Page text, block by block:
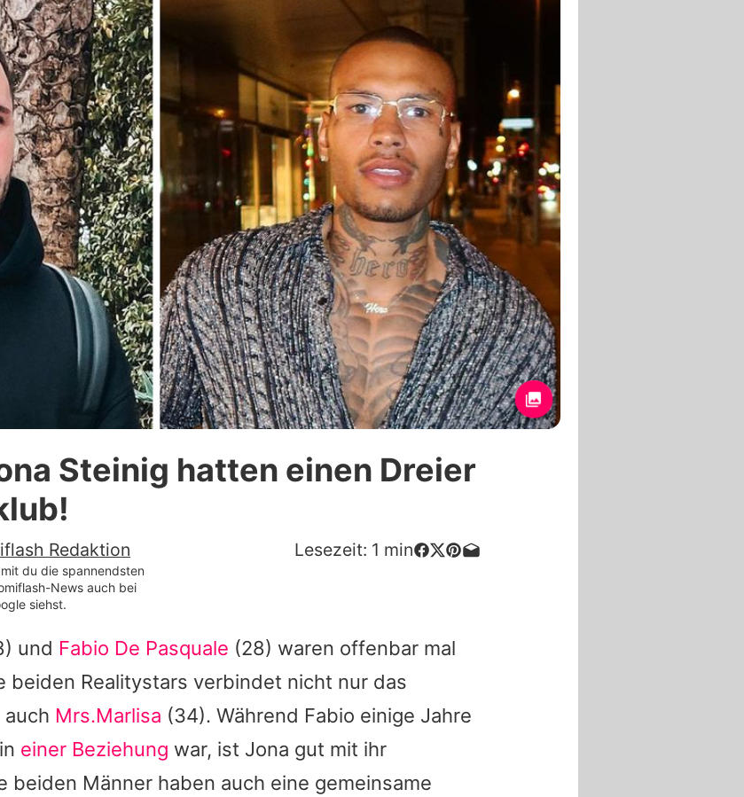
Filme & Serien
Lifestyle
Familie & Liebe
Promiflash Exklusiv
Alle Themen auf Promiflash
Jobs
App runterladen
Team
Redaktionelle Richtlinien
Impressum
Datenschutzerklärung
Nutzungsbedingungen
Steinig hatten einen Dreier
Redaktion Lesezeit: 1 min
du die spannendsten
News auch bei
siehst.
und Fabio De Pasquale (28) waren offenbar mal
beiden Realitystars verbindet nicht nur das
Mrs.Marlisa (34). Während Fabio einige Jahre
einer Beziehung war, ist Jona gut mit ihr
beiden Männer haben auch eine gemeinsame